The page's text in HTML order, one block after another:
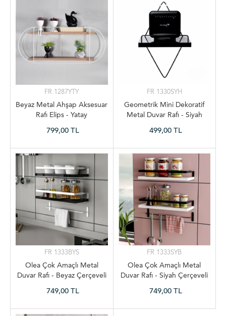
FR 1287YTY
Beyaz Metal Ahşap Aksesuar
Rafı Elips - Yatay
799,00 TL
FR 1330SYH
Geometrik Mini Dekoratif
Metal Duvar Rafı - Siyah
499,00 TL
FR 1333BYS
Olea Çok Amaçlı Metal
Duvar Rafı - Beyaz Çerçeveli
749,00 TL
FR 1333SYB
Olea Çok Amaçlı Metal
Duvar Rafı - Siyah Çerçeveli
749,00 TL